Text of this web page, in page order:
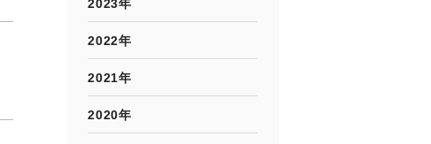
2023年
2022年
2021年
2020年